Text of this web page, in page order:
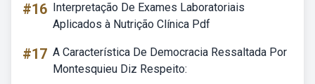
#16 Interpretação De Exames Laboratoriais
Aplicados à Nutrição Clínica Pdf
#17 A Característica De Democracia Ressaltada Por
Montesquieu Diz Respeito: